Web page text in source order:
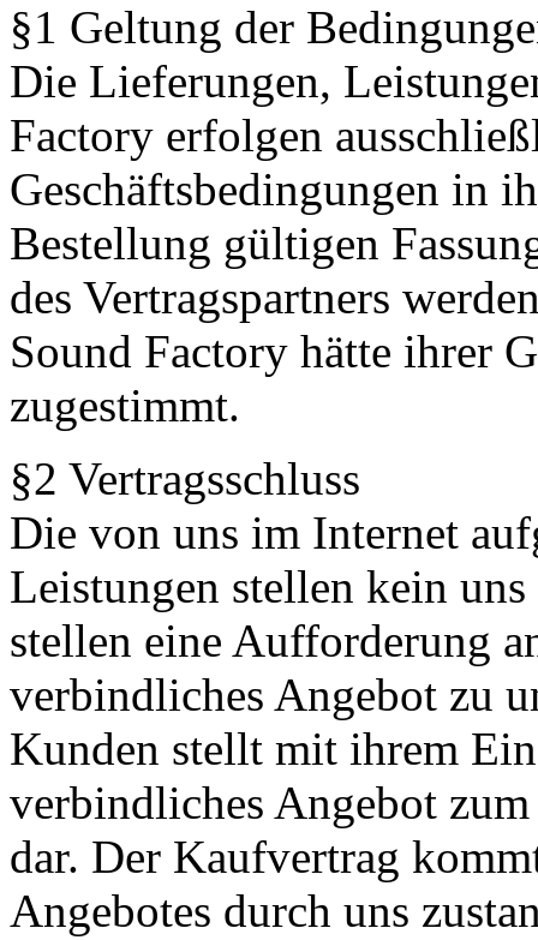
§1 Geltung der
Die Lieferungen,
Factory erfolgen
Geschäftsbedingungen in
Bestellung gültigen
des Vertragspartners
Sound Factory hätte ihrer
zugestimmt.
§2 Vertragsschluss
Die von uns im Internet
Leistungen stellen kein
stellen eine Aufforderung
verbindliches Angebot zu
Kunden stellt mit ihrem
verbindliches Angebot
dar. Der Kaufvertrag
Angebotes durch uns